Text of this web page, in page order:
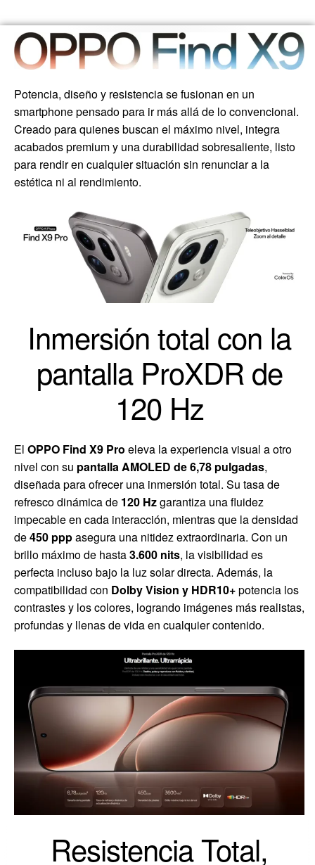
Potencia, diseño y resistencia se fusionan en un
smartphone pensado para ir más allá de lo convencional.
Creado para quienes buscan el máximo nivel, integra
acabados premium y una durabilidad sobresaliente, listo
para rendir en cualquier situación sin renunciar a la
estética ni al rendimiento.
Inmersión total con la
pantalla ProXDR de
120 Hz
El OPPO Find X9 Pro eleva la experiencia visual a otro
nivel con su pantalla AMOLED de 6,78 pulgadas,
diseñada para ofrecer una inmersión total. Su tasa de
refresco dinámica de 120 Hzgarantiza una fluidez
impecable en cada interacción, mientras que la densidad
de450 pppasegura una nitidez extraordinaria. Con un
brillo máximo de hasta3.600 nits, la visibilidad es
perfecta incluso bajo la luz solar directa. Además, la
compatibilidad con Dolby Vision y HDR10+potencia los
contrastes y los colores, logrando imágenes más realistas,
profundas y llenas de vida en cualquier contenido.
Resistencia Total,